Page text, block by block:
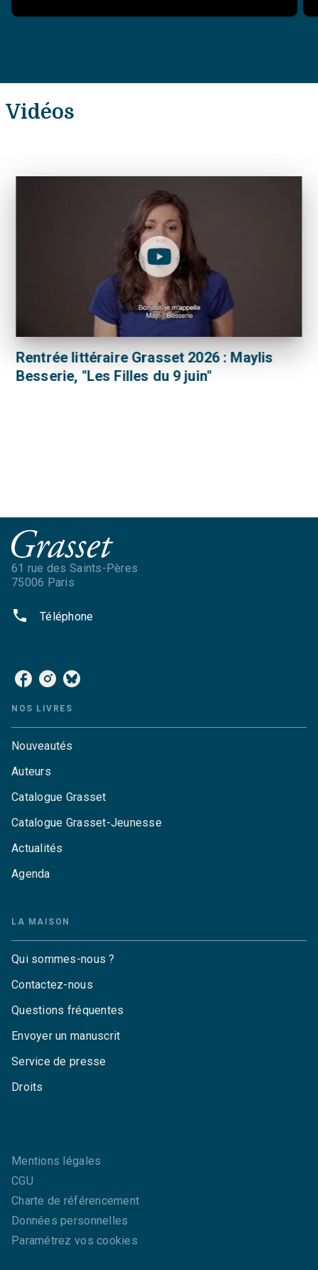
Vidéos
Rentrée littéraire Grasset 2026 : Maylis
Besserie, "Les Filles du 9 juin"
61 rue des Saints-Pères
75006 Paris
phone Téléphone
NOS LIVRES
Nouveautés
Auteurs
Catalogue Grasset
Catalogue Grasset-Jeunesse
Actualités
Agenda
LA MAISON
Qui sommes-nous ?
Contactez-nous
Questions fréquentes
Envoyer un manuscrit
Service de presse
Droits
Mentions légales
CGU
Charte de référencement
Données personnelles
Paramétrez vos cookies